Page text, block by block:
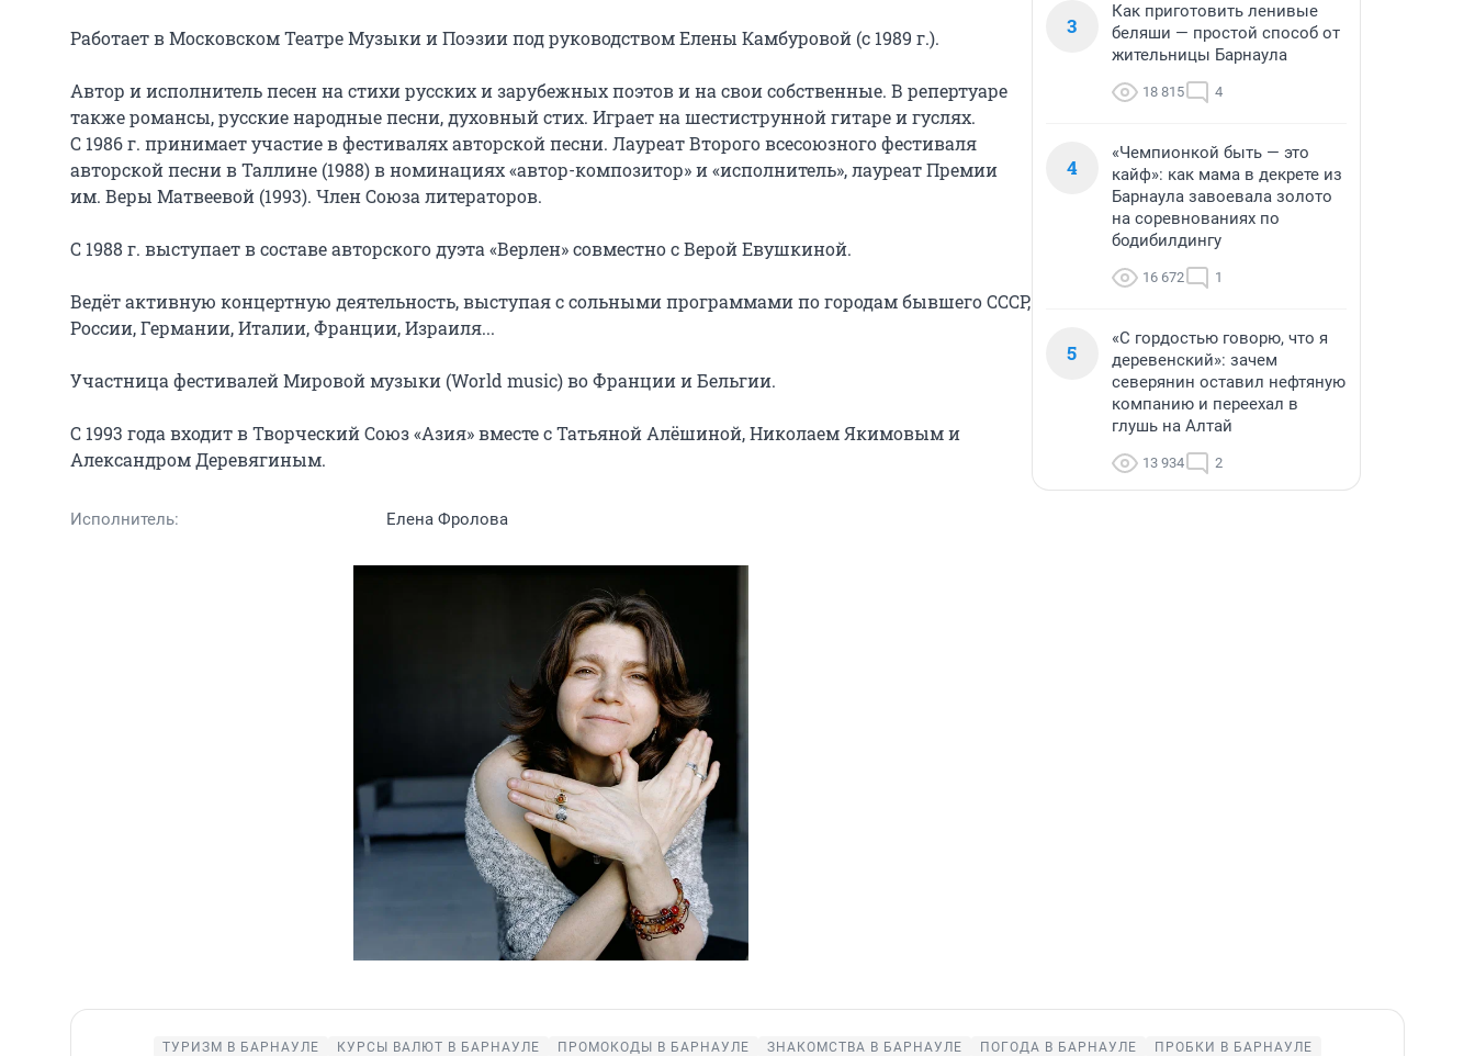
Работает в Московском Театре Музыки и Поэзии под руководством Елены Камбуровой (с 1989 г.).
Автор и исполнитель песен на стихи русских и зарубежных поэтов и на свои собственные. В репертуаре
также романсы, русские народные песни, духовный стих. Играет на шестиструнной гитаре и гуслях.
С 1986 г. принимает участие в фестивалях авторской песни. Лауреат Второго всесоюзного фестиваля
авторской песни в Таллине (1988) в номинациях «автор-композитор» и «исполнитель», лауреат Премии
им. Веры Матвеевой (1993). Член Союза литераторов.
С 1988 г. выступает в составе авторского дуэта «Верлен» совместно с Верой Евушкиной.
Ведёт активную концертную деятельность, выступая с сольными программами по городам бывшего СССР,
России, Германии, Италии, Франции, Израиля...
Участница фестивалей Мировой музыки (World music) во Франции и Бельгии.
С 1993 года входит в Творческий Союз «Азия» вместе с Татьяной Алёшиной, Николаем Якимовым и
Александром Деревягиным.
Исполнитель: Елена Фролова
3
Как приготовить ленивые
беляши — простой способ от
жительницы Барнаула
18 815 4
4
«Чемпионкой быть — это
кайф»: как мама в декрете из
Барнаула завоевала золото
на соревнованиях по
бодибилдингу
16 672 1
5
«С гордостью говорю, что я
деревенский»: зачем
северянин оставил нефтяную
компанию и переехал в
глушь на Алтай
13 934 2
ТУРИЗМ В БАРНАУЛЕ КУРСЫ ВАЛЮТ В БАРНАУЛЕ ПРОМОКОДЫ В БАРНАУЛЕ ЗНАКОМСТВА В БАРНАУЛЕ ПОГОДА В БАРНАУЛЕ
ПРОБКИ В БАРНАУЛЕ